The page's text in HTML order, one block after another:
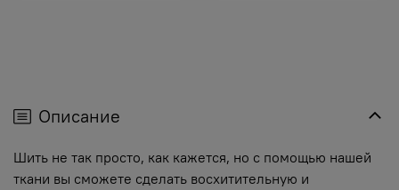
Описание
Шить не так просто, как кажется, но с помощью нашей
ткани вы сможете сделать восхитительную и